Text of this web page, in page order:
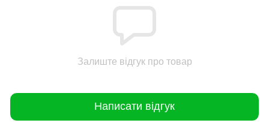
Залиште відгук про товар
Написати відгук